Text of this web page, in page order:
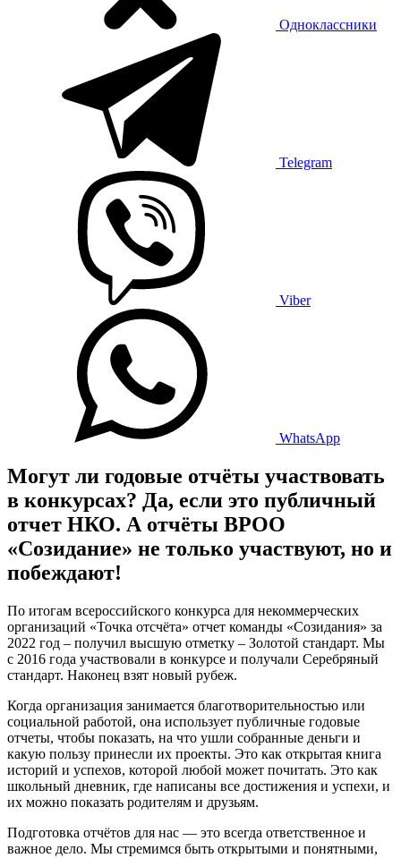
Одноклассники
Telegram
Viber
WhatsApp
Могут ли годовые отчёты участвовать
в конкурсах? Да, если это публичный
отчет НКО. А отчёты ВРОО
«Созидание» не только участвуют, но и
побеждают!
По итогам всероссийского конкурса для некоммерческих
организаций «Точка отсчёта» отчет команды «Созидания» за
2022 год – получил высшую отметку – Золотой стандарт. Мы
с 2016 года участвовали в конкурсе и получали Серебряный
стандарт. Наконец взят новый рубеж.
Когда организация занимается благотворительностью или
социальной работой, она использует публичные годовые
отчеты, чтобы показать, на что ушли собранные деньги и
какую пользу принесли их проекты. Это как открытая книга
историй и успехов, которой любой может почитать. Это как
школьный дневник, где написаны все достижения и успехи, и
их можно показать родителям и друзьям.
Подготовка отчётов для нас — это всегда ответственное и
важное дело. Мы стремимся быть открытыми и понятными,